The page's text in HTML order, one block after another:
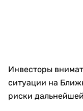
Инвесторы
ситуации на
риски